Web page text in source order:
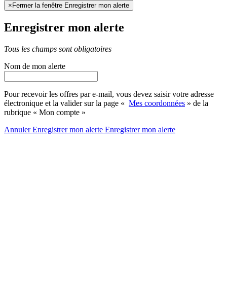
× Fermer la fenêtre Enregistrer mon alerte
Enregistrer mon alerte
Tous les champs sont obligatoires
Nom de mon alerte
Pour recevoir les offres par e-mail, vous devez saisir votre adresse
électronique et la valider sur la page « Mes coordonnées » de la
rubrique « Mon compte »
AnnulerEnregistrer mon alerte Enregistrermon alerte